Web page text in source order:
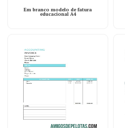
Em branco modelo de fatura
educacional A4